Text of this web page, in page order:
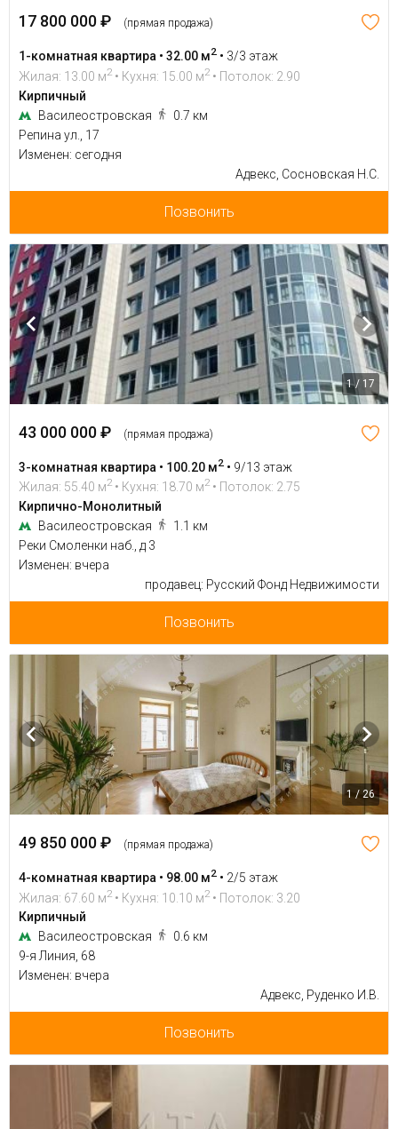
17 800 000 ₽ (прямая продажа)
1-комнатная квартира • 32.00 м2 • 3/3 этаж
Жилая: 13.00 м2 • Кухня: 15.00 м2 • Потолок: 2.90
Кирпичный
Василеостровская
0.7 км
Репина ул., 17
Изменен: сегодня
Адвекс, Сосновская Н.С.
Позвонить
1 / 17
43 000 000 ₽ (прямая продажа)
3-комнатная квартира • 100.20 м2 • 9/13 этаж
Жилая: 55.40 м2 • Кухня: 18.70 м2 • Потолок: 2.75
Кирпично-Монолитный
Василеостровская
1.1 км
Реки Смоленки наб., д 3
Изменен: вчера
продавец: Русский Фонд Недвижимости
Позвонить
1 / 26
49 850 000 ₽ (прямая продажа)
4-комнатная квартира • 98.00 м2 • 2/5 этаж
Жилая: 67.60 м2 • Кухня: 10.10 м2 • Потолок: 3.20
Кирпичный
Василеостровская
0.6 км
9-я Линия, 68
Изменен: вчера
Адвекс, Руденко И.В.
Позвонить